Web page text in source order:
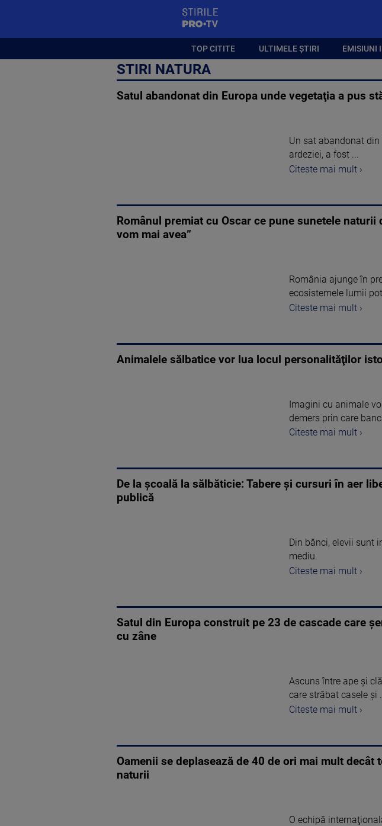
TOP CITITE ULTIMELE ȘTIRI EMISIUNI
STIRI NATURA
Satul abandonat din Europa unde vegetaţia a pus
Un sat abandonat
ardeziei, a fost ...
Citeste mai mult ›
Românul premiat cu Oscar ce pune sunetele
vom mai avea”
România ajunge în
ecosistemele lumii
Citeste mai mult ›
Animalele sălbatice vor lua locul personalităţilor
Imagini cu animale
demers prin care
Citeste mai mult ›
De la școală la sălbăticie: Tabere și cursuri în aer
publică
Din bănci, elevii sunt
mediu.
Citeste mai mult ›
Satul din Europa construit pe 23 de cascade care
cu zâne
Ascuns între ape și
care străbat casele și
Citeste mai mult ›
Oamenii se deplasează de 40 de ori mai mult
naturii
O echipă